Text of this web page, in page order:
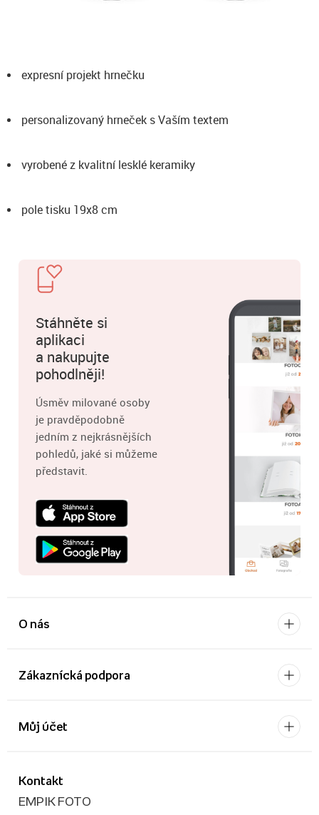
expresní projekt hrnečku
personalizovaný hrneček s Vaším textem
vyrobené z kvalitní lesklé keramiky
pole tisku 19x8 cm
Stáhněte si
aplikaci
a nakupujte
pohodlněji!
Úsměv milované osoby
je pravděpodobně
jedním z nejkrásnějších
pohledů, jaké si můžeme
představit.
O nás
Zákaznícká podpora
Kontakt
EMPIK FOTO
Můj účet